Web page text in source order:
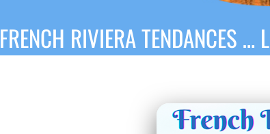
FRENCH RIVIERA TENDANCES …